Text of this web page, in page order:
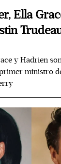
Ella
y Hadrien
ministro